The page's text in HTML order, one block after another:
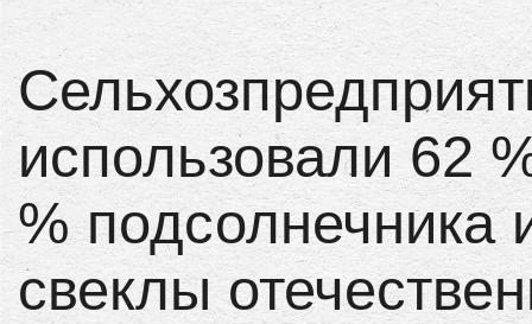
использовали 62
% подсолнечника
свеклы